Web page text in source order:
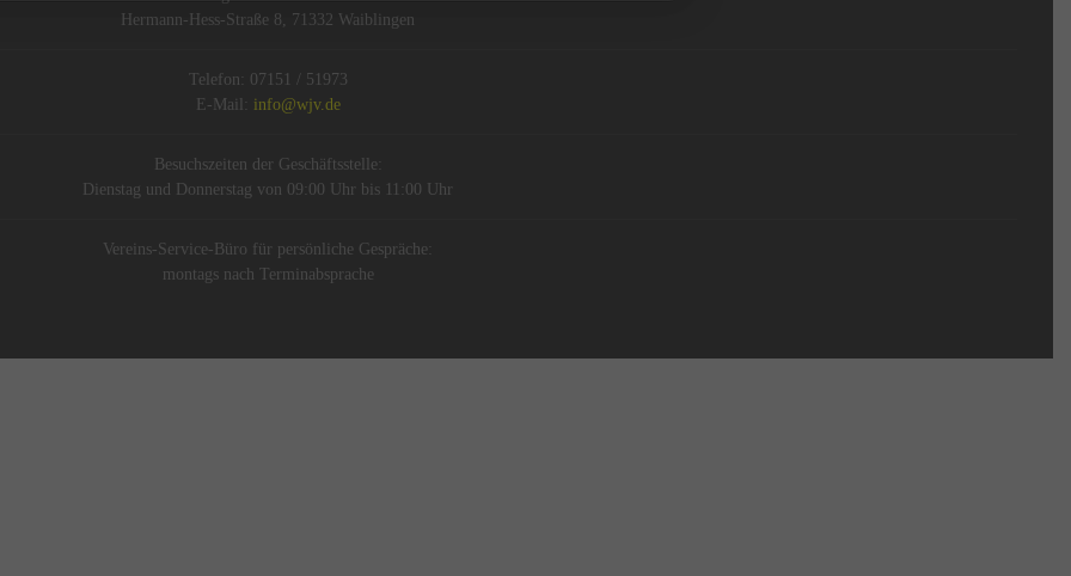
Hermann-Hess-Straße 8, 71332 Waiblingen
Telefon: 07151 / 51973
E-Mail: info@wjv.de
Besuchszeiten der Geschäftsstelle:
Dienstag und Donnerstag von 09:00 Uhr bis 11:00 Uhr
Vereins-Service-Büro für persönliche Gespräche:
montags nach Terminabsprache